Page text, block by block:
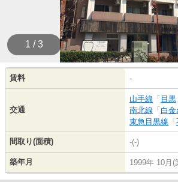
1 / 3
賃料 -
交通
山手線 「 目黒
南北線 「 白金
東急目黒線 「
間取り(面積) -(-)
築年月 1999年 10月(